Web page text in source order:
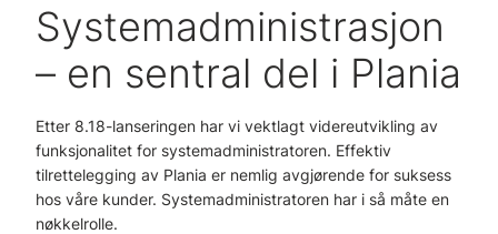
Systemadministrasjon
– en sentral del i Plania
Etter 8.18-lanseringen har vi vektlagt videreutvikling av
funksjonalitet for systemadministratoren. Effektiv
tilrettelegging av Plania er nemlig avgjørende for suksess
hos våre kunder. Systemadministratoren har i så måte en
nøkkelrolle.